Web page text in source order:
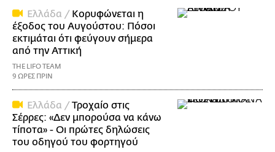
Ελλάδα / Κορυφώνεται η
έξοδος του Αυγούστου: Πόσοι
εκτιμάται ότι φεύγουν σήμερα
από την Αττική
THE LIFO TEAM
9 ΩΡΕΣ ΠΡΙΝ
Ελλάδα /Τροχαίο στις
Σέρρες: «Δεν μπορούσα να κάνω
τίποτα» - Οι πρώτες δηλώσεις
του οδηγού του φορτηγού